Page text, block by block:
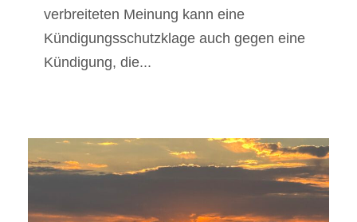
verbreiteten Meinung kann eine
Kündigungsschutzklage auch gegen eine
Kündigung, die...